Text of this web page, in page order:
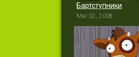
Бартступники
Mar 02, 2008